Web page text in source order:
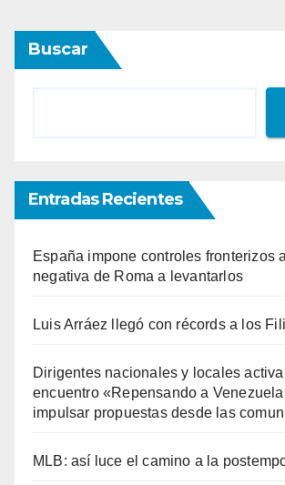
Buscar
Entradas Recientes
España impone controles fronterizos
negativa de Roma a levantarlos
Luis Arráez llegó con récords a los
Dirigentes nacionales y locales
encuentro «Repensando a
impulsar propuestas desde las
MLB: así luce el camino a la